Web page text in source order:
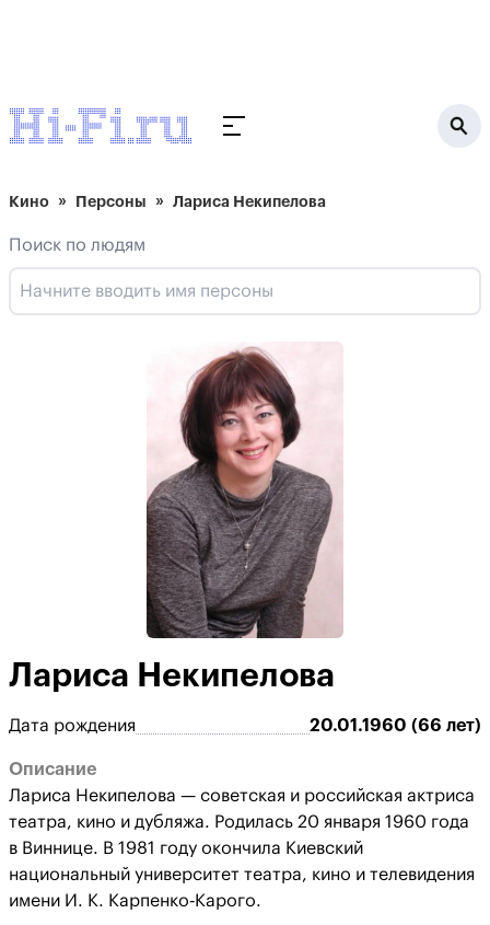
Кино Персоны Лариса Некипелова
Поиск по людям
Лариса Некипелова
Дата рождения 20.01.1960 (66 лет)
Описание
Лариса Некипелова — советская и российская актриса
театра, кино и дубляжа. Родилась 20 января 1960 года
в Виннице. В 1981 году окончила Киевский
национальный университет театра, кино и телевидения
имени И. К. Карпенко‑Карого.